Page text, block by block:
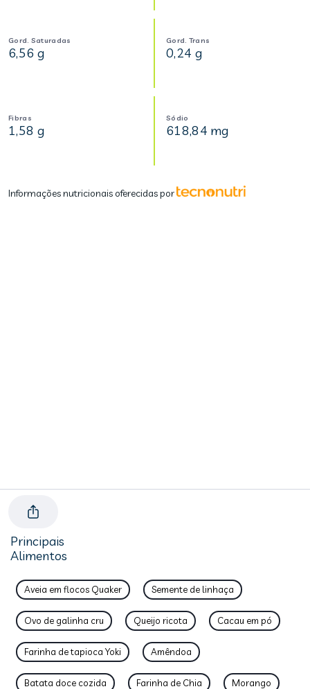
Gord. Saturadas
6,56 g
Gord. Trans
0,24 g
Fibras
1,58 g
Sódio
618,84 mg
Informações nutricionais oferecidas por
Principais
Alimentos
Aveia em flocos Quaker Semente de linhaça
Ovo de galinha cru Queijo ricota Cacau em pó
Farinha de tapioca Yoki Amêndoa
Batata doce cozida Farinha de Chia Morango